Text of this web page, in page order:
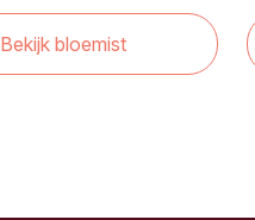
Bekijk bloemist